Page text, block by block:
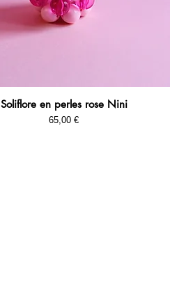
Aperçu rapide
Soliflore en perles rose Nini
Prix
65,00 €